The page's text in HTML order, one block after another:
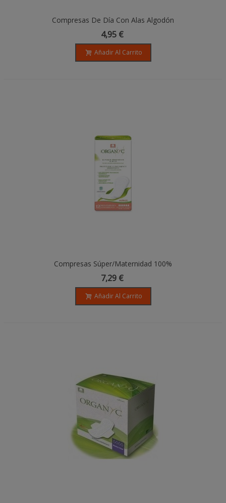
Compresas De Día Con Alas Algodón
Orgánico, Flujo Normal - 10 Unidades -
Organyc
4,95 €
Añadir Al Carrito
Compresas Súper/maternidad 100%
Algodón Orgánico- 10 Unidades
7,29 €
Añadir Al Carrito